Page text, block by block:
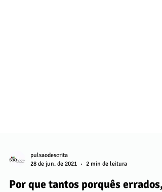
28 de jun. de 2021
2 min de leitura